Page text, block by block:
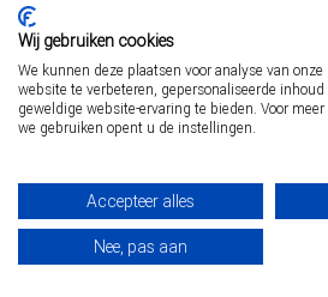
Wij gebruiken cookies
We kunnen deze plaatsen voor analyse van
website te verbeteren, gepersonaliseerde
geweldige website-ervaring te bieden. Voor
we gebruiken opent u de instellingen.
Accepteer alles
Nee, pas aan